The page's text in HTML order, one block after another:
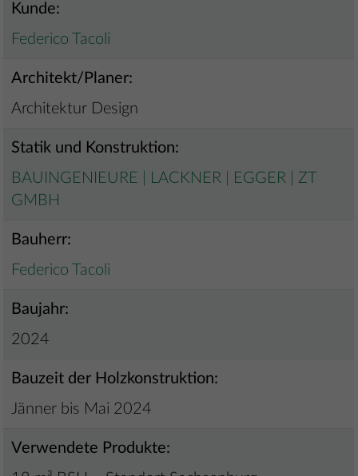
Kunde:
Federico Tacoli
Architekt/Planer:
Architektur Design
Statik und Konstruktion:
BAUINGENIEURE | LACKNER | EGGER | ZT
GMBH
Bauherr:
Federico Tacoli
Baujahr:
2024
Bauzeit der Holzkonstruktion:
Jänner bis Mai 2024
Verwendete Produkte: